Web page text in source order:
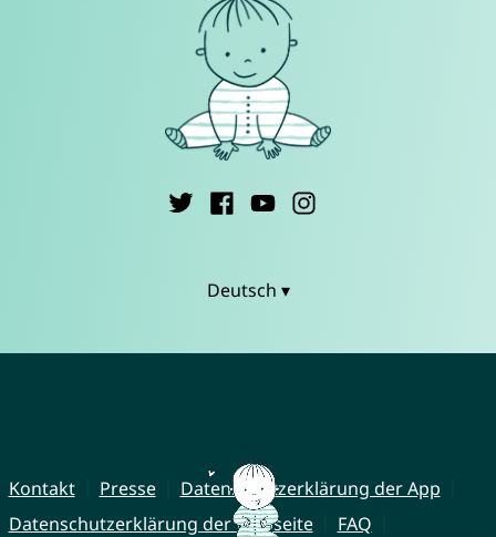
Deutsch ▾
Kontakt Presse
Datenschutzerklärung der App
Datenschutzerklärung der Webseite
FAQ